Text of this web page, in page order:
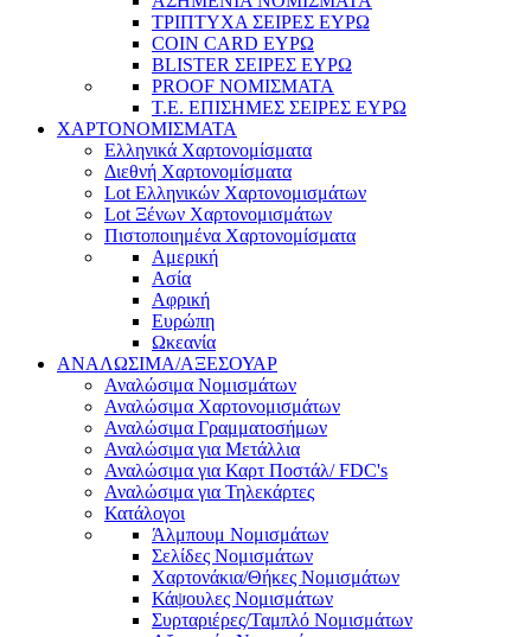
ΤΡΙΠΤΥΧΑ ΣΕΙΡΕΣ ΕΥΡΩ
COIN CARD ΕΥΡΩ
BLISTER ΣΕΙΡΕΣ ΕΥΡΩ
PROOF ΝΟΜΙΣΜΑΤΑ
Τ.Ε. ΕΠΙΣΗΜΕΣ ΣΕΙΡΕΣ ΕΥΡΩ
ΧΑΡΤΟΝΟΜΙΣΜΑΤΑ
Eλληνικά Χαρτονομίσματα
Διεθνή Χαρτονομίσματα
Lot Ελληνικών Χαρτονομισμάτων
Lot Ξένων Χαρτονομισμάτων
Πιστοποιημένα Χαρτονομίσματα
Αμερική
Ασία
Αφρική
Ευρώπη
Ωκεανία
ΑΝΑΛΩΣΙΜΑ/ΑΞΕΣΟΥΑΡ
Αναλώσιμα Νομισμάτων
Αναλώσιμα Χαρτονομισμάτων
Αναλώσιμα Γραμματοσήμων
Αναλώσιμα για Μετάλλια
Αναλώσιμα για Καρτ Ποστάλ/ FDC's
Αναλώσιμα για Τηλεκάρτες
Κατάλογοι
Άλμπουμ Νομισμάτων
Σελίδες Νομισμάτων
Χαρτονάκια/Θήκες Νομισμάτων
Κάψουλες Νομισμάτων
Συρταριέρες/Ταμπλό Νομισμάτων